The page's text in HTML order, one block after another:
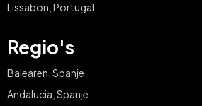
Lissabon, Portugal
Regio's
Balearen, Spanje
Andalucia, Spanje